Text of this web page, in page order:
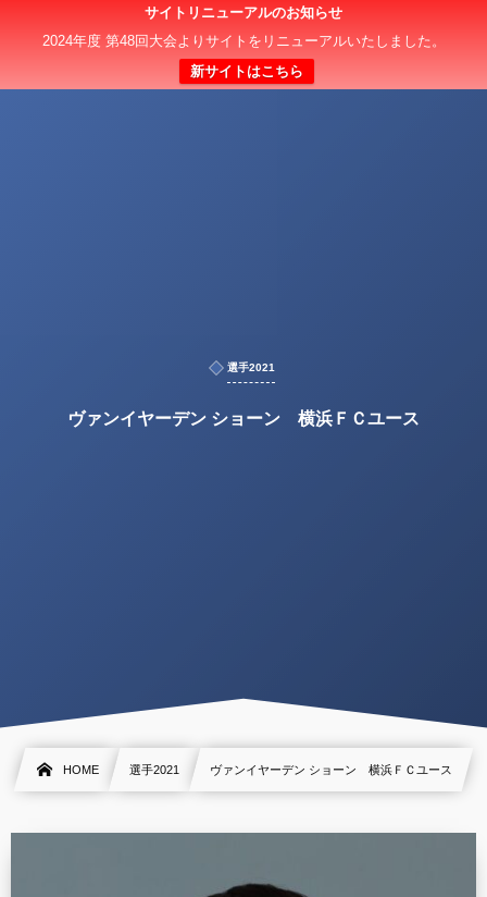
サイトリニューアルのお知らせ
2024年度 第48回大会よりサイトをリニューアルいたしました。
新サイトはこちら
選手2021
ヴァンイヤーデン ショーン 横浜ＦＣユース
HOME 選手2021 ヴァンイヤーデン ショーン 横浜ＦＣユース